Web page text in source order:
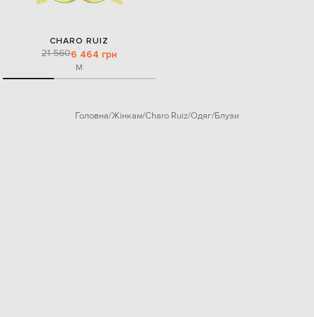
CHARO RUIZ
21 5606 464 грн
M
Головна Жінкам Charo Ruiz Одяг Блузи